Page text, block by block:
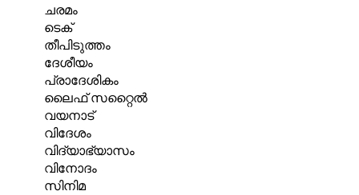
ചരമം
ടെക്
തീപിടുത്തം
ദേശീയം
പ്രാദേശികം
ലൈഫ് സറ്റൈൽ
വയനാട്
വിദേശം
വിദ്യാഭ്യാസം
വിനോദം
സിനിമ